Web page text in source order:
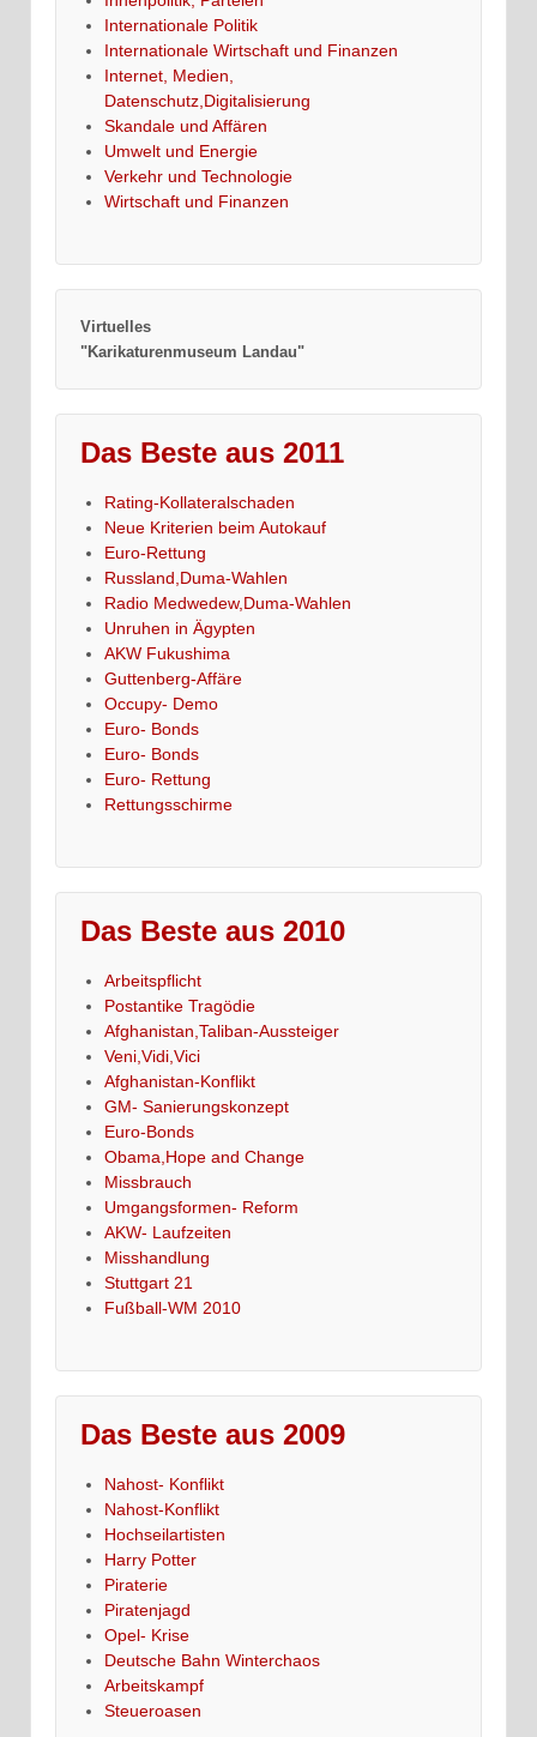
Internationale Politik
Internationale Wirtschaft und Finanzen
Internet, Medien,
Datenschutz,Digitalisierung
Skandale und Affären
Umwelt und Energie
Verkehr und Technologie
Wirtschaft und Finanzen
Virtuelles
"Karikaturenmuseum Landau"
Das Beste aus 2011
Rating-Kollateralschaden
Neue Kriterien beim Autokauf
Euro-Rettung
Russland,Duma-Wahlen
Radio Medwedew,Duma-Wahlen
Unruhen in Ägypten
AKW Fukushima
Guttenberg-Affäre
Occupy- Demo
Euro- Bonds
Euro- Bonds
Euro- Rettung
Rettungsschirme
Das Beste aus 2010
Arbeitspflicht
Postantike Tragödie
Afghanistan,Taliban-Aussteiger
Veni,Vidi,Vici
Afghanistan-Konflikt
GM- Sanierungskonzept
Euro-Bonds
Obama,Hope and Change
Missbrauch
Umgangsformen- Reform
AKW- Laufzeiten
Misshandlung
Stuttgart 21
Fußball-WM 2010
Das Beste aus 2009
Nahost- Konflikt
Nahost-Konflikt
Hochseilartisten
Harry Potter
Piraterie
Piratenjagd
Opel- Krise
Deutsche Bahn Winterchaos
Arbeitskampf
Steueroasen